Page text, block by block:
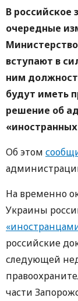
В российское
очередные
вступают в
ним
будут иметь
решение об
Об этом
На временно
Украины
российские
следующей
части